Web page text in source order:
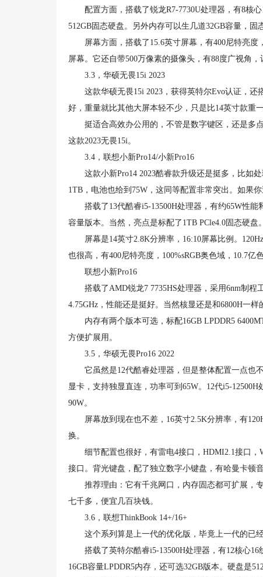
配置方面，搭载了锐龙R7-7730U处理器，有8核心
512GB固态硬盘。另外内存可以生几道32GB容量，固
屏幕方面，搭载了15.6英寸屏幕，有400尼特亮度
屏幕。它还自带500万像素的摄像头，有88度广视角
3.3，华硕无畏15i 2023
这款华硕无畏15i 2023，获得英特尔Evo认证，还
好，重量就比其他大屏本轻不少，只是比14英寸款重
挺适合高效办公用的，不管是数字键区，还是多点
这款2023无畏15i。
3.4，联想小新Pro14/小新Pro16
这款小新Pro14 2023酷睿款升级还是挺多，比如处
1TB，电池也给到75W，这同等配置非常突出。如果
搭载了13代酷睿i5-13500H处理器，有约65W性能
容量版本。当然，亮点是标配了1TB PCle4.0固态硬盘
屏幕是14英寸2.8K分辨率，16:10屏幕比例。
也很高，有400尼特亮度，100%sRGB奥色域，10.7亿色
联想小新Pro16
搭载了AMD锐龙7 7735HS处理器，采用6nm制程
4.75GHz，性能还是挺好。当然核显还是和6800H一样
内存有两个版本可选，标配16GB LPDDR5
方便扩展用。
3.5，华硕无畏Pro16 2022
它虽然是12代酷睿处理器，但是整体配置一点也不
显卡，支持独显直连，功率可到65W。12代i5-
90W。
屏幕放到现在也不差，16英寸2.5K分辨率，有
换。
细节配置也很好，有雷电4接口，HDMI2.1接口，
接口。背光键盘，配了独立数字小键盘，有哈曼卡顿
推荐理由：它有千兆网口，内存固态都可扩展，专
七千多，便宜几百块钱。
3.6，联想ThinkBook 14+/16+
这个系列算是上一代的优化版，毕竟上一代的已经
搭载了英特尔酷睿i5-13500H处理器，有12核心16
16GB容量LPDDR5内存，还可选32GB版本。硬盘是